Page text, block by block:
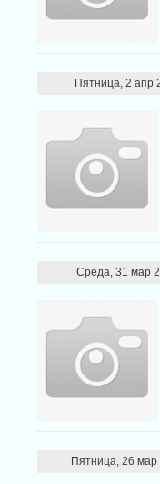
Пятница, 2 апр
Среда, 31 мар
Пятница, 26 мар